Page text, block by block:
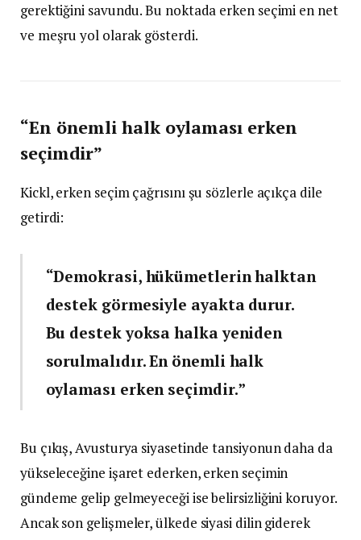
gerektiğini savundu. Bu noktada erken seçimi en net
ve meşru yol olarak gösterdi.
“En önemli halk oylaması erken
seçimdir”
Kickl, erken seçim çağrısını şu sözlerle açıkça dile
getirdi:
“Demokrasi, hükümetlerin halktan
destek görmesiyle ayakta durur.
Bu destek yoksa halka yeniden
sorulmalıdır. En önemli halk
oylaması erken seçimdir.”
Bu çıkış, Avusturya siyasetinde tansiyonun daha da
yükseleceğine işaret ederken, erken seçimin
gündeme gelip gelmeyeceği ise belirsizliğini koruyor.
Ancak son gelişmeler, ülkede siyasi dilin giderek